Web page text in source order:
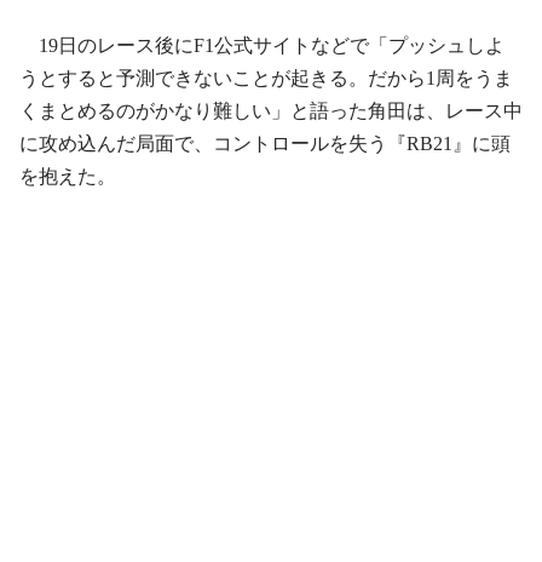
19日のレース後にF1公式サイトなどで「プッシュしよ
うとすると予測できないことが起きる。だから1周をうま
くまとめるのがかなり難しい」と語った角田は、レース中
に攻め込んだ局面で、コントロールを失う『RB21』に頭
を抱えた。